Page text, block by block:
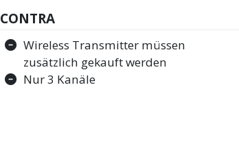
CONTRA
Wireless Transmitter müssen
zusätzlich gekauft werden
Nur 3 Kanäle